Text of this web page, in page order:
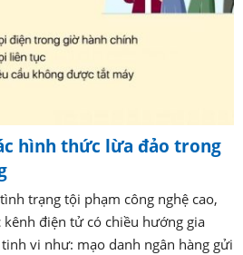
hình thức lừa đảo trong
trạng tội phạm công nghệ cao,
điện tử có chiều hướng gia
vi như: mạo danh ngân hàng gửi